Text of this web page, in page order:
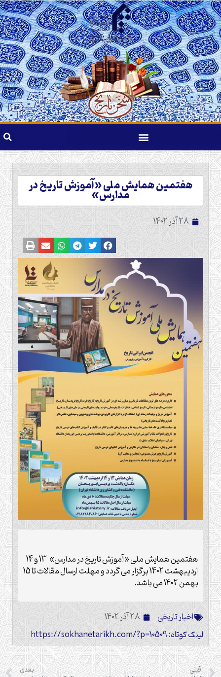
هفتمین همایش ملی «آموزش تاریخ در
مدارس»
28 آذر 1402
هفتمین همایش ملی «آموزش تاریخ در مدارس» 13 و 14
اردیبهشت 1402 برگزار می گردد و مهلت ارسال مقالات تا 15
بهمن 1402 می باشد.
اخبار تاریخی
28 آذر 1402
لینک کوتاه: https://sokhanetarikh.com/?p=10509
قبلی بعدی